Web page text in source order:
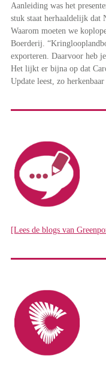
Aanleiding was het
stuk staat herhaaldelijk dat
Waarom moeten we
Boerderij.
exporteren. Daarvoor heb
Het lijkt er bijna op dat
Update leest, zo
[Lees de blogs van